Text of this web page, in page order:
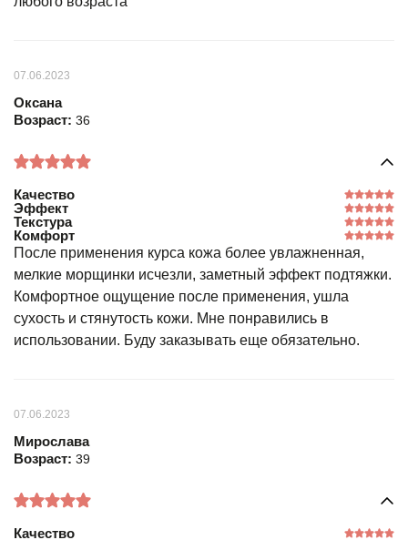
07.06.2023
Оксана
Возраст: 36
Качество
Эффект
Текстура
Комфорт
После применения курса кожа более увлажненная,
мелкие морщинки исчезли, заметный эффект подтяжки.
Комфортное ощущение после применения, ушла
сухость и стянутость кожи. Мне понравились в
использовании. Буду заказывать еще обязательно.
07.06.2023
Мирослава
Возраст: 39
Качество